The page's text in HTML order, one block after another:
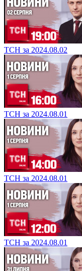
ТСН за 2024.08.02
ТСН за 2024.08.01
ТСН за 2024.08.01
ТСН за 2024.08.01